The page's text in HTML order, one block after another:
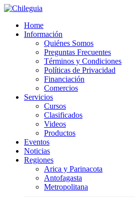
Home
Información
Quiénes Somos
Preguntas Frecuentes
Términos y Condiciones
Políticas de Privacidad
Financiación
Comercios
Servicios
Cursos
Clasificados
Videos
Productos
Eventos
Noticias
Regiones
Arica y Parinacota
Antofagasta
Metropolitana